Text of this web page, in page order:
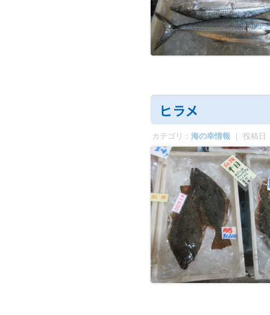
ヒラメ
カテゴリ： 海の幸情報 ｜ 投稿日